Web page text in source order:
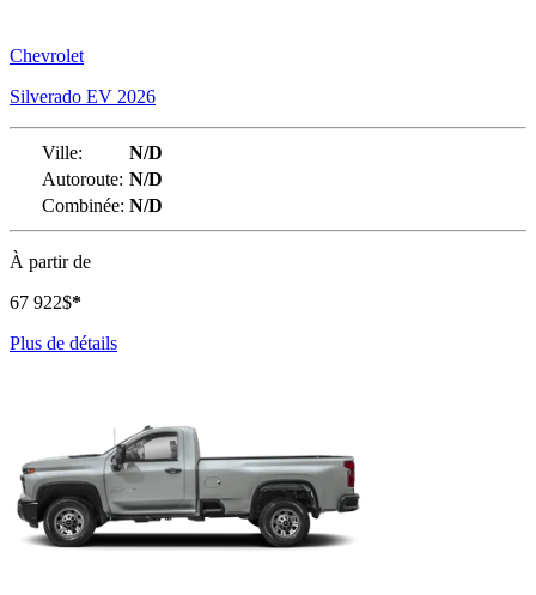
Chevrolet
Silverado EV 2026
Ville:
N/D
Autoroute: N/D
Combinée: N/D
À partir de
67 922$*
Plus de détails